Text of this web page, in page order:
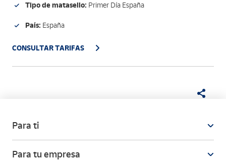
Tipo de matasello: Primer Día España
País: España
CONSULTAR TARIFAS
Para ti
Para tu empresa